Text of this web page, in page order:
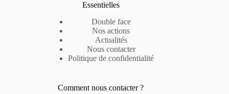
Essentielles
Double face
Nos actions
Actualités
Nous contacter
Politique de confidentialité
Comment nous contacter ?